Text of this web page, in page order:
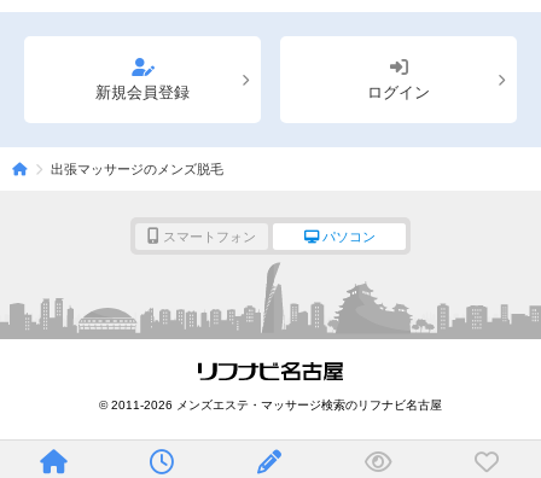
新規会員登録 ログイン
出張マッサージのメンズ脱毛
スマートフォン パソコン
© 2011-2026 メンズエステ・マッサージ検索のリフナビ名古屋